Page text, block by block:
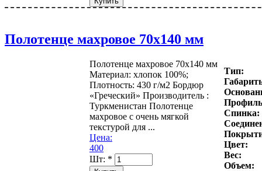
Полотенце махровое 70х140 мм
Полотенце махровое 70х140 мм
Материал: хлопок 100%;
Плотность: 430 г/м2 Бордюр
«Греческий» Производитель :
Туркменистан Полотенце
махровое с очень мягкой
текстурой для ...
Цена:
400
Шт: *
Тип:
Спинка:
Цвет:
Вес:
Объем: